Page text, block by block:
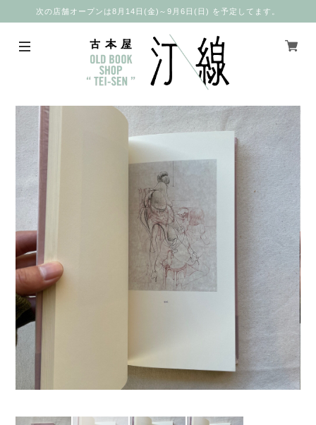
次の店舗オープンは8月14日(金)～9月6日(日) を予定してます。